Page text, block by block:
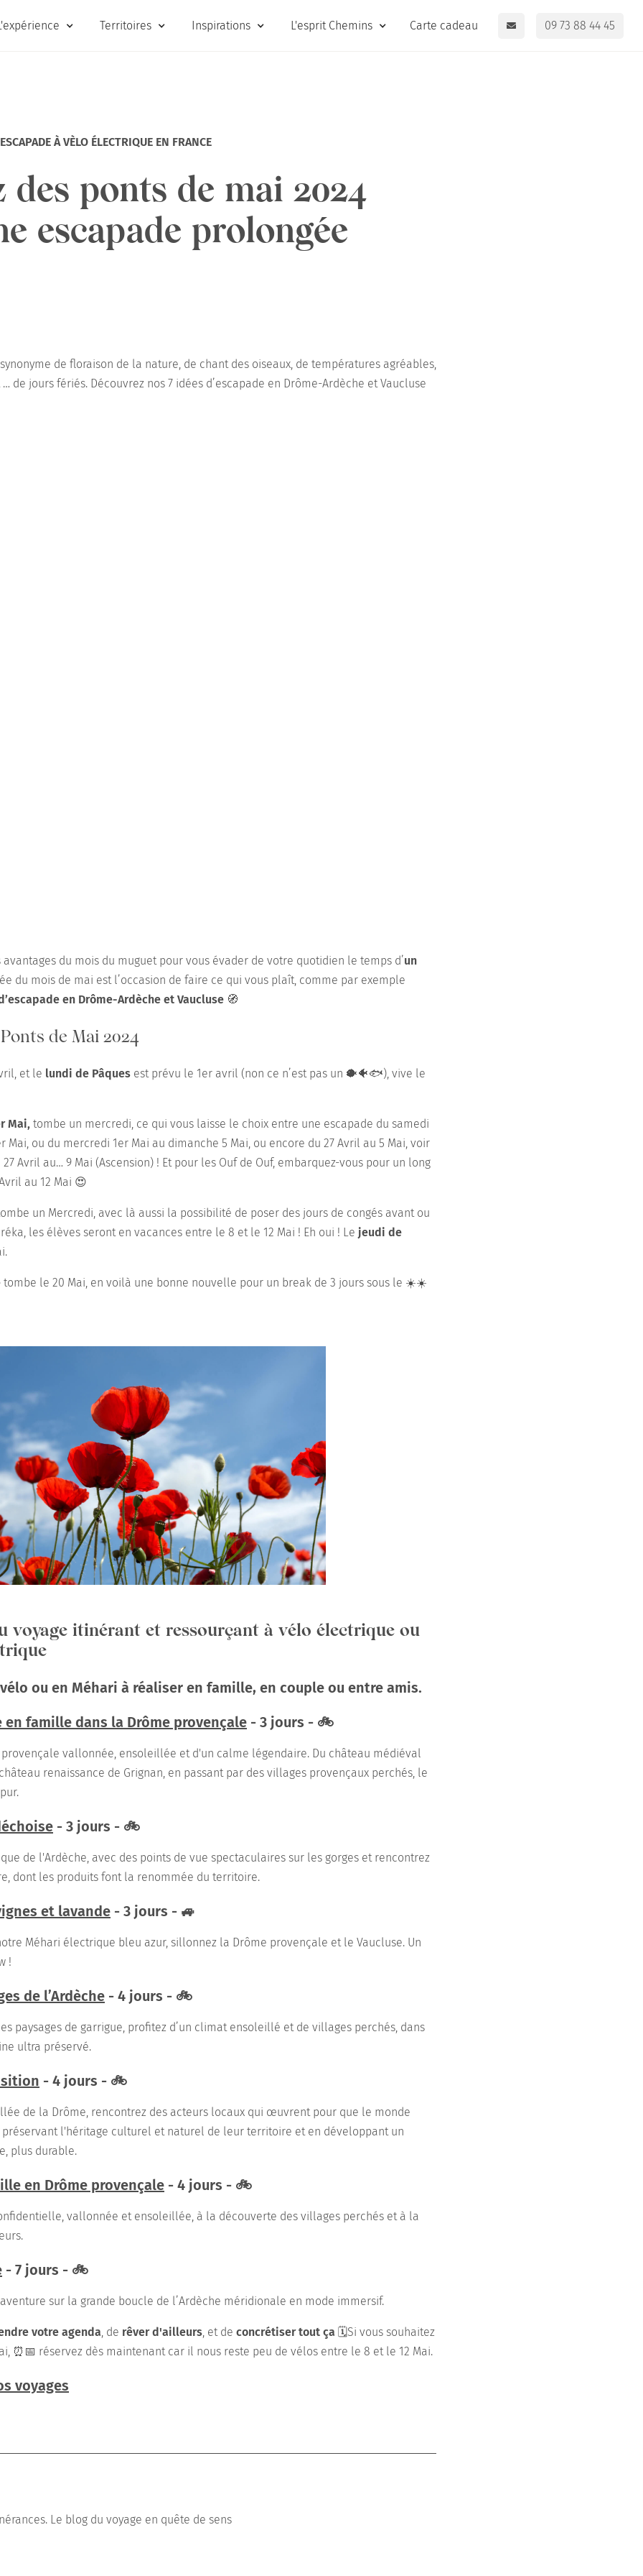
Territoires Inspirations L'esprit Chemins Carte cadeau 09 73 88 44 45
À VÈLO ÉLECTRIQUE EN FRANCE
des ponts de mai 2024
escapade prolongée
de floraison de la nature, de chant des oiseaux, de températures agréables,
de jours fériés. Découvrez nos 7 idées d’escapade en Drôme-Ardèche et Vaucluse
du mois du muguet pour vous évader de votre quotidien le temps d’un
du mois de mai est l’occasion de faire ce qui vous plaît, comme par exemple
en Drôme-Ardèche et Vaucluse 🧭
de Mai 2024
et le lundi de Pâques est prévu le 1er avril (non ce n’est pas un 🐡🐠🐟), vive le
Mai, tombe un mercredi, ce qui vous laisse le choix entre une escapade du samedi
Mai, ou du mercredi 1er Mai au dimanche 5 Mai, ou encore du 27 Avril au 5 Mai, voir
Avril au… 9 Mai (Ascension) ! Et pour les Ouf de Ouf, embarquez-vous pour un long
au 12 Mai 😍
un Mercredi, avec là aussi la possibilité de poser des jours de congés avant ou
les élèves seront en vacances entre le 8 et le 12 Mai ! Eh oui ! Le jeudi de
tombe le 20 Mai, en voilà une bonne nouvelle pour un break de 3 jours sous le ☀️☀️
voyage itinérant et ressourçant à vélo électrique ou
ou en Méhari à réaliser en famille, en couple ou entre amis.
en famille dans la Drôme provençale - 3 jours - 🚲
vallonnée, ensoleillée et d'un calme légendaire. Du château médiéval
renaissance de Grignan, en passant par des villages provençaux perchés, le
- 3 jours - 🚲
de l'Ardèche, avec des points de vue spectaculaires sur les gorges et rencontrez
dont les produits font la renommée du territoire.
et lavande - 3 jours - 🚙
Méhari électrique bleu azur, sillonnez la Drôme provençale et le Vaucluse. Un
!
de l’Ardèche - 4 jours - 🚲
paysages de garrigue, profitez d’un climat ensoleillé et de villages perchés, dans
ultra préservé.
- 4 jours - 🚲
de la Drôme, rencontrez des acteurs locaux qui œuvrent pour que le monde
préservant l'héritage culturel et naturel de leur territoire et en développant un
plus durable.
en Drôme provençale - 4 jours - 🚲
vallonnée et ensoleillée, à la découverte des villages perchés et à la
- 7 jours - 🚲
sur la grande boucle de l’Ardèche méridionale en mode immersif.
votre agenda , de rêver d'ailleurs , et de concrétiser tout ça 🗓Si vous souhaitez
⏰📅 réservez dès maintenant car il nous reste peu de vélos entre le 8 et le 12 Mai.
voyages
Le blog du voyage en quête de sens